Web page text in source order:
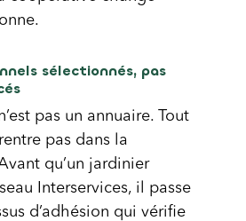
sélectionnés, pas
pas un annuaire. Tout
pas dans la
qu’un jardinier
Interservices, il passe
d’adhésion qui vérifie